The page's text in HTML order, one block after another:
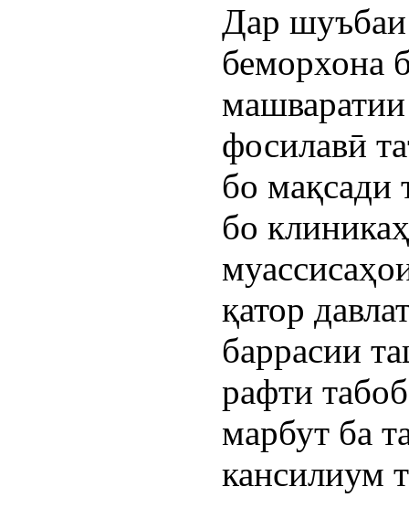
Дар шуъбаи
беморхона
фосилавӣ
бо мақсади
бо
қатор
баррасии
рафти
марбут ба
кансилиум